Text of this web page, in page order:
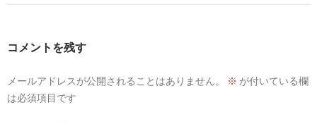
ゲ
ョ
コメントを残す
メールアドレスが公開されることはありません。 ※ が付いている欄
は必須項目です